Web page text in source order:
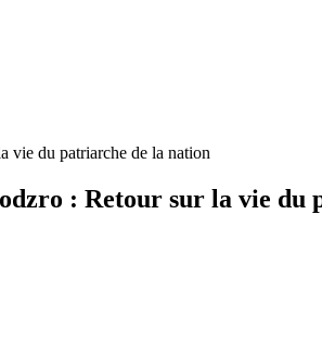
vie du patriarche de la nation
: Retour sur la vie du